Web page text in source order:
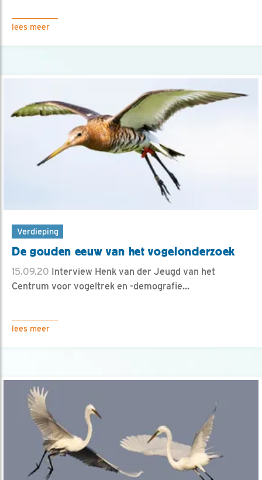
lees meer
Verdieping
De gouden eeuw van het vogelonderzoek
15.09.20 Interview Henk van der Jeugd van het
Centrum voor vogeltrek en -demografie...
lees meer